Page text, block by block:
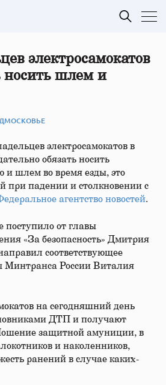
электросамокатов
носить шлем и
электросамокатов в
обязать носить
шлем во время езды, это
при падении и столкновении с
агентство новостей.
поступило от главы
«За безопасность» Дмитрия
соответствующее
Минтранса России Виталия
на сегодняшний день
ДТП и получают
защитной амуниции, в
и наколенников,
ранений в случае каких-